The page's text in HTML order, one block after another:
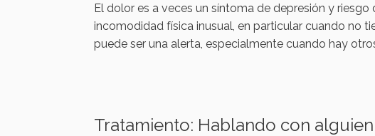
El dolor es a veces un síntoma de depresión y riesgo
incomodidad física inusual, en particular cuando no
puede ser una alerta, especialmente cuando hay
Tratamiento: Hablando con